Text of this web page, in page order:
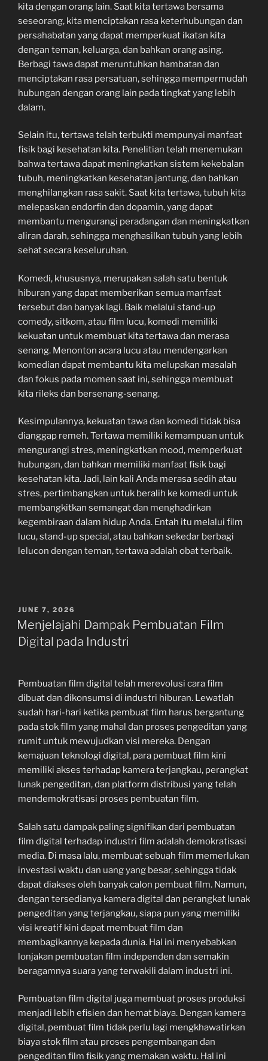
kita dengan orang lain. Saat kita tertawa bersama
seseorang, kita menciptakan rasa keterhubungan dan
persahabatan yang dapat memperkuat ikatan kita
dengan teman, keluarga, dan bahkan orang asing.
Berbagi tawa dapat meruntuhkan hambatan dan
menciptakan rasa persatuan, sehingga mempermudah
hubungan dengan orang lain pada tingkat yang lebih
dalam.
Selain itu, tertawa telah terbukti mempunyai manfaat
fisik bagi kesehatan kita. Penelitian telah menemukan
bahwa tertawa dapat meningkatkan sistem kekebalan
tubuh, meningkatkan kesehatan jantung, dan bahkan
menghilangkan rasa sakit. Saat kita tertawa, tubuh kita
melepaskan endorfin dan dopamin, yang dapat
membantu mengurangi peradangan dan meningkatkan
aliran darah, sehingga menghasilkan tubuh yang lebih
sehat secara keseluruhan.
Komedi, khususnya, merupakan salah satu bentuk
hiburan yang dapat memberikan semua manfaat
tersebut dan banyak lagi. Baik melalui stand-up
comedy, sitkom, atau film lucu, komedi memiliki
kekuatan untuk membuat kita tertawa dan merasa
senang. Menonton acara lucu atau mendengarkan
komedian dapat membantu kita melupakan masalah
dan fokus pada momen saat ini, sehingga membuat
kita rileks dan bersenang-senang.
Kesimpulannya, kekuatan tawa dan komedi tidak bisa
dianggap remeh. Tertawa memiliki kemampuan untuk
mengurangi stres, meningkatkan mood, memperkuat
hubungan, dan bahkan memiliki manfaat fisik bagi
kesehatan kita. Jadi, lain kali Anda merasa sedih atau
stres, pertimbangkan untuk beralih ke komedi untuk
membangkitkan semangat dan menghadirkan
kegembiraan dalam hidup Anda. Entah itu melalui film
lucu, stand-up special, atau bahkan sekedar berbagi
lelucon dengan teman, tertawa adalah obat terbaik.
POSTED
ON
JUNE 7, 2026
Menjelajahi Dampak Pembuatan Film
Digital pada Industri
Pembuatan film digital telah merevolusi cara film
dibuat dan dikonsumsi di industri hiburan. Lewatlah
sudah hari-hari ketika pembuat film harus bergantung
pada stok film yang mahal dan proses pengeditan yang
rumit untuk mewujudkan visi mereka. Dengan
kemajuan teknologi digital, para pembuat film kini
memiliki akses terhadap kamera terjangkau, perangkat
lunak pengeditan, dan platform distribusi yang telah
mendemokratisasi proses pembuatan film.
Salah satu dampak paling signifikan dari pembuatan
film digital terhadap industri film adalah demokratisasi
media. Di masa lalu, membuat sebuah film memerlukan
investasi waktu dan uang yang besar, sehingga tidak
dapat diakses oleh banyak calon pembuat film. Namun,
dengan tersedianya kamera digital dan perangkat lunak
pengeditan yang terjangkau, siapa pun yang memiliki
visi kreatif kini dapat membuat film dan
membagikannya kepada dunia. Hal ini menyebabkan
lonjakan pembuatan film independen dan semakin
beragamnya suara yang terwakili dalam industri ini.
Pembuatan film digital juga membuat proses produksi
menjadi lebih efisien dan hemat biaya. Dengan kamera
digital, pembuat film tidak perlu lagi mengkhawatirkan
biaya stok film atau proses pengembangan dan
pengeditan film fisik yang memakan waktu. Hal ini